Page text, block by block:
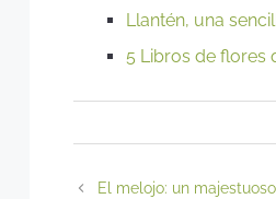
Llantén, una
5 Libros de flores
El melojo: un